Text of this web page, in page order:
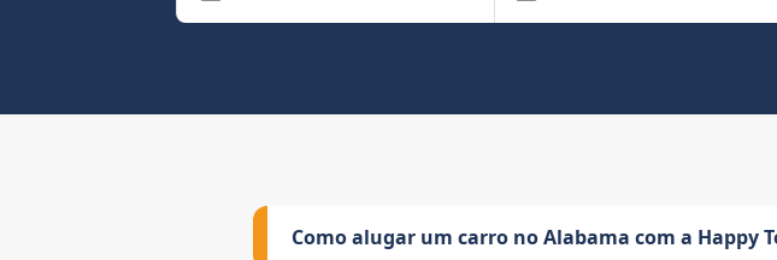
Como alugar um carro no Alabama com a Happy